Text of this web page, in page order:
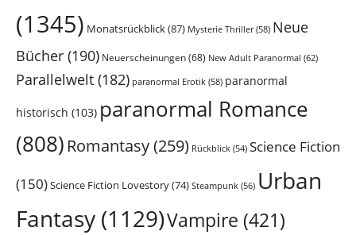
(1345) Monatsrückblick(87) Mysterie Thriller(58) Neue
Bücher (190) Neuerscheinungen(68) New Adult Paranormal (62)
Parallelwelt (182) paranormal Erotik (58) paranormal
historisch (103) paranormal Romance
(808) Romantasy(259) Rückblick (54) Science Fiction
(150)Science Fiction Lovestory(74) Steampunk (56) Urban
Fantasy (1129)Vampire (421)